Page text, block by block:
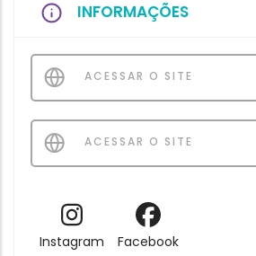
INFORMAÇÕES
ACESSAR O SITE
ACESSAR O SITE
Instagram Facebook